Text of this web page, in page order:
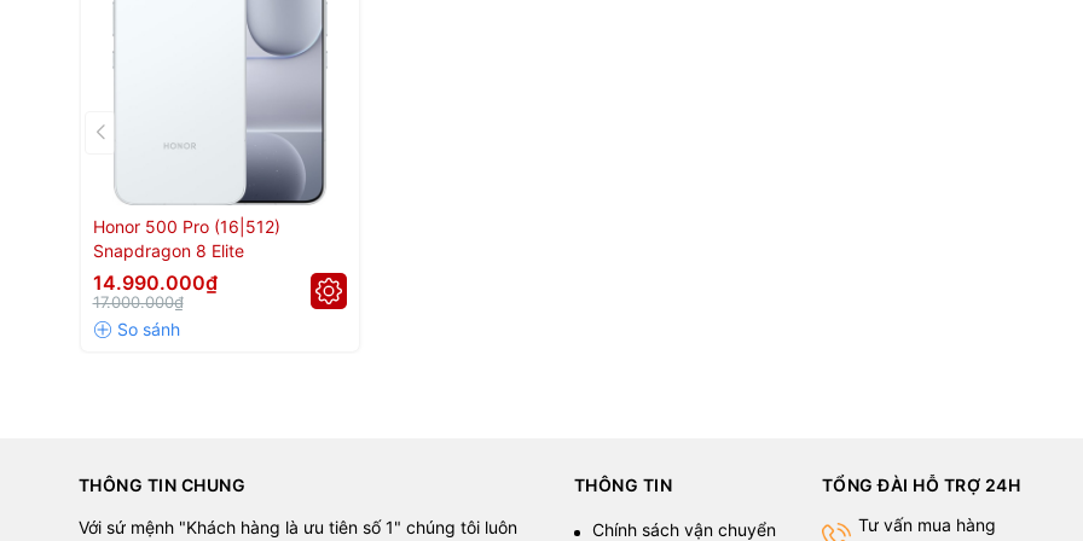
🔥 RAM & ROM: 12–16GB / 256GB–1TB
• RAM:
Bản : 256GB – 512GB
Bản16GB
: 512GB – 1TB
• Bộ nhớ lớn, sử dụng 3–5 năm không lo đầy.
🔄 So sánh Honor 500 Pro
Chip
Snapdragon 8 Elite
Honor 500 Pro (16|512)
Snapdragon 8 Elite
14.990.000₫
17.000.000₫
THÔNG TIN CHUNG
Với sứ mệnh "Khách hàng là ưu tiên số 1" chúng tôi luôn
THÔNG TIN
Chính sách vận chuyển
TỔNG ĐÀI HỖ TRỢ 24H
Tư vấn mua hàng